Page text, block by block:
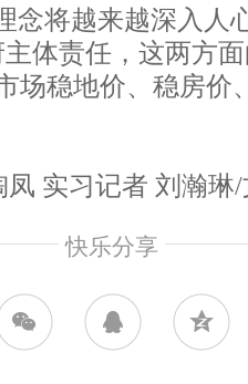
念将越来越深入人
体责任，这两方
场稳地价、稳房价
实习记者 刘瀚琳
快乐分享